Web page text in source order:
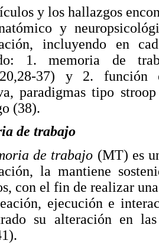
y los hallazgos
y
incluyendo en
1. memoria de
37) y 2. función
paradigmas tipo
(38).
de trabajo
de trabajo (MT) es
la mantiene
con el fin de realizar
ejecución e
su alteración en